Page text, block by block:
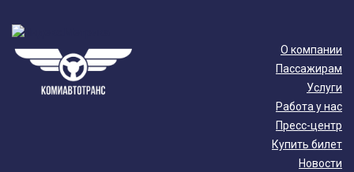
О компании
Пассажирам
Услуги
Работа у нас
Пресс-центр
Купить билет
Новости